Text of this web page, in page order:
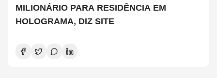
MILIONÁRIO PARA RESIDÊNCIA EM
HOLOGRAMA, DIZ SITE